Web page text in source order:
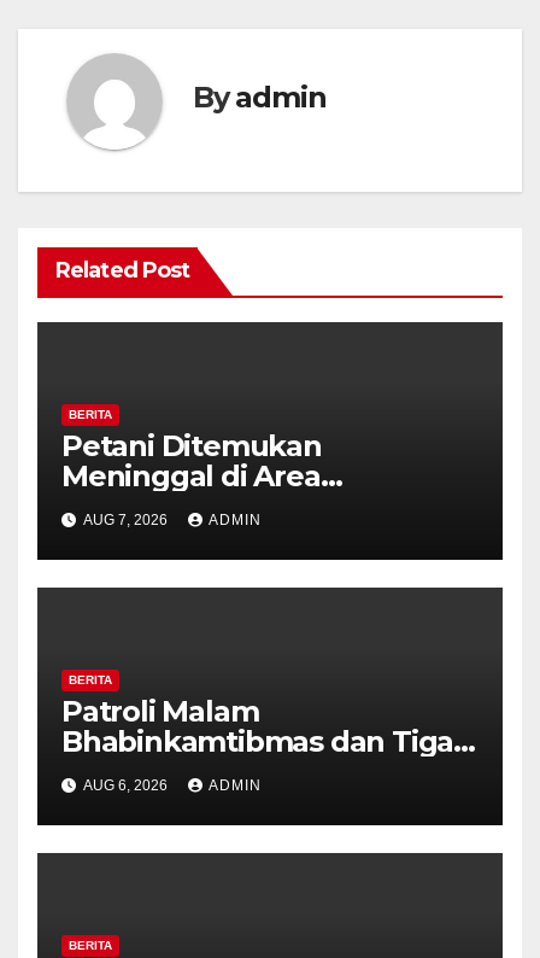
Byadmin
Related Post
BERITA
Petani Ditemukan
Meninggal di Area
Persawahan Kalibeji, Polisi
Pastikan Tidak Ada Tanda
Kekerasan
AUG 7, 2026 ADMIN
BERITA
Patroli Malam
Bhabinkamtibmas dan Tiga
Pilar Kelurahan Ungaran
Perkuat Kamtibmas, Warga
Diajak Aktifkan Ronda
AUG 6, 2026 ADMIN
BERITA